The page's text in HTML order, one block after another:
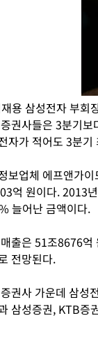
용 삼성전자 부회
권사들은 3분기
자가 적어도 3분
보업체 에프앤가
억 원이다. 2013
늘어난 금액이다.
출은 51조8676
전망된다.
권사 가운데 삼성
삼성증권, KTB증